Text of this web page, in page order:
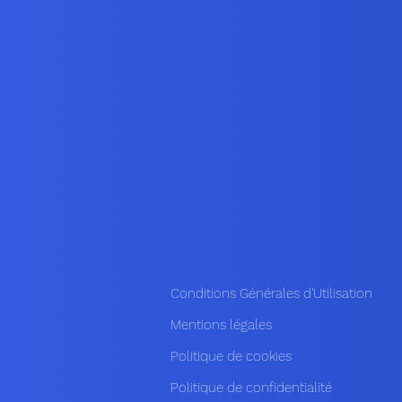
Conditions Générales d'Utilisation
Mentions légales
Politique de cookies
Politique de confidentialité